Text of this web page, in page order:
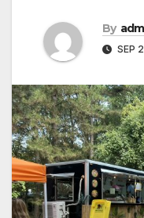
By
SEP